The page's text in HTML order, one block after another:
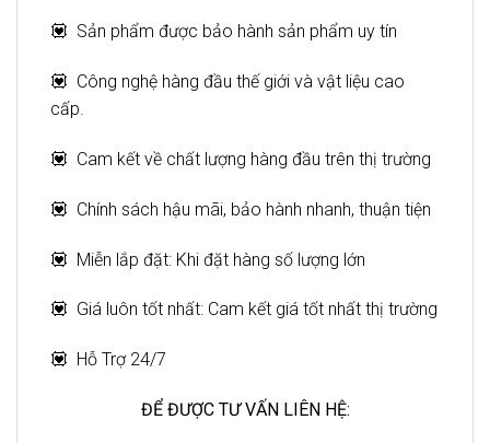
💟 Sản phẩm được bảo hành sản phẩm uy tín
💟 Công nghệ hàng đầu thế giới và vật liệu cao
cấp.
💟 Cam kết về chất lượng hàng đầu trên thị trường
💟 Chính sách hậu mãi, bảo hành nhanh, thuận tiện
💟 Miễn lắp đặt: Khi đặt hàng số lượng lớn
💟 Giá luôn tốt nhất: Cam kết giá tốt nhất thị trường
💟 Hỗ Trợ 24/7
ĐỂ ĐƯỢC TƯ VẤN LIÊN HỆ: